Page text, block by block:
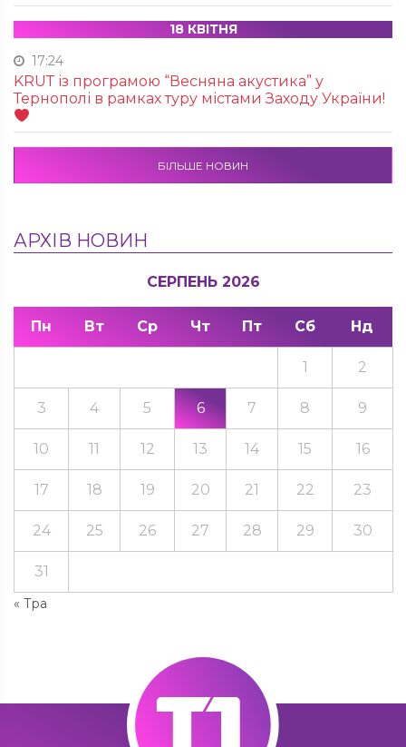
18 КВІТНЯ
17:24
KRUТ із програмою “Весняна акустика” у
Тернополі в рамках туру містами Заходу України!
БІЛЬШЕ НОВИН
АРХІВ НОВИН
СЕРПЕНЬ 2026
Пн Вт Ср Чт Пт Сб Нд
« Тра
1 2
3 4 5 6 7 8 9
10 11 12 13 14 15 16
17 18 19 20 21 22 23
24 25 26 27 28 29 30
31